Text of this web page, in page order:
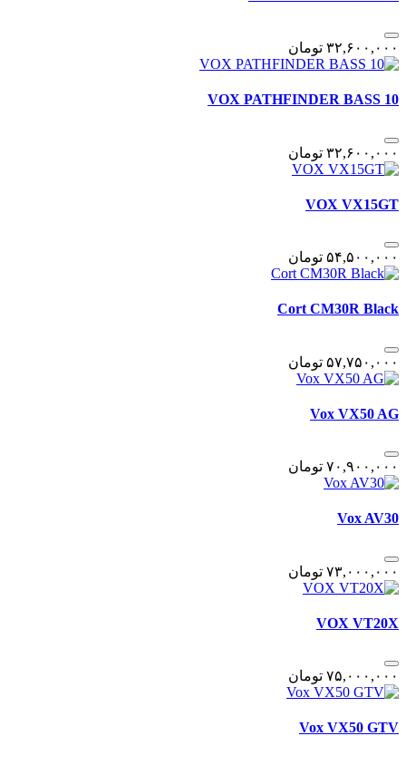
٣٢,۶٠٠,٠٠٠ تومان
VOX PATHFINDER BASS 10
٣٢,۶٠٠,٠٠٠ تومان
VOX VX15GT
۵۴,۵٠٠,٠٠٠ تومان
Cort CM30R Black
۵٧,٧۵٠,٠٠٠ تومان
Vox VX50 AG
٧٠,٩٠٠,٠٠٠ تومان
Vox AV30
٧٣,٠٠٠,٠٠٠ تومان
VOX VT20X
٧۵,٠٠٠,٠٠٠ تومان
Vox VX50 GTV